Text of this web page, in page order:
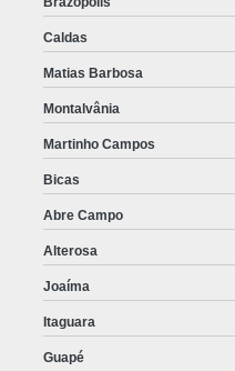
Caldas
Matias Barbosa
Montalvânia
Martinho Campos
Bicas
Abre Campo
Alterosa
Joaíma
Itaguara
Guapé